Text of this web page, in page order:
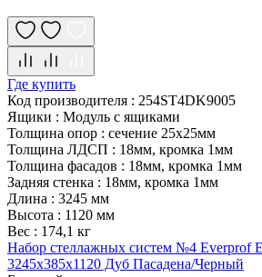
Где купить
Код производителя : 254ST4DK9005
Ящики : Модуль с ящиками
Толщина опор : сечение 25х25мм
Толщина ЛДСП : 18мм, кромка 1мм
Толщина фасадов : 18мм, кромка 1мм
Задняя стенка : 18мм, кромка 1мм
Длина : 3245 мм
Высота : 1120 мм
Вес : 174,1 кг
Набор стеллажных систем №4
3245x385x1120 Дуб Пасадена/Черный